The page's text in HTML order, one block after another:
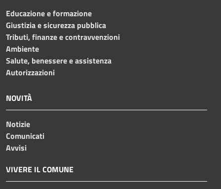
Educazione e formazione
Giustizia e sicurezza pubblica
Tributi, finanze e contravvenzioni
Ambiente
Salute, benessere e assistenza
Autorizzazioni
NOVITÀ
Notizie
Comunicati
Avvisi
VIVERE IL COMUNE